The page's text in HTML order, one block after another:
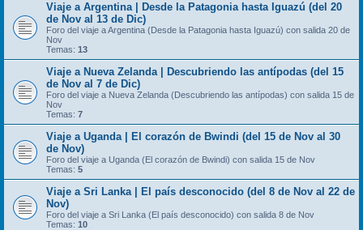
Viaje a Argentina | Desde la Patagonia hasta Iguazú (del 20
de Nov al 13 de Dic)
Foro del viaje a Argentina (Desde la Patagonia hasta Iguazú) con salida 20 de
Nov
Temas: 13
Viaje a Nueva Zelanda | Descubriendo las antípodas (del 15
de Nov al 7 de Dic)
Foro del viaje a Nueva Zelanda (Descubriendo las antípodas) con salida 15 de
Nov
Temas: 7
Viaje a Uganda | El corazón de Bwindi (del 15 de Nov al 30
de Nov)
Foro del viaje a Uganda (El corazón de Bwindi) con salida 15 de Nov
Temas: 5
Viaje a Sri Lanka | El país desconocido (del 8 de Nov al 22 de
Nov)
Foro del viaje a Sri Lanka (El país desconocido) con salida 8 de Nov
Temas: 10